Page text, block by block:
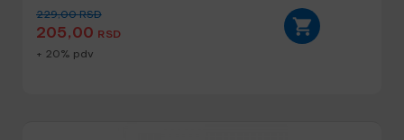
229,00RSD
205,00 RSD
+ 20% pdv